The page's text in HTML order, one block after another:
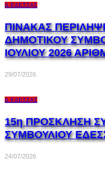
Δ.ΈΔΕΣΣΑΣ
ΠΙΝΑΚΑΣ
ΔΗΜΟΤΙΚΟΥ
ΙΟΥΛΙΟΥ 2026
29/07/2026
Δ.ΈΔΕΣΣΑΣ
15η ΠΡΟΣΚΛΗΣΗ
ΣΥΜΒΟΥΛΙΟΥ
24/07/2026